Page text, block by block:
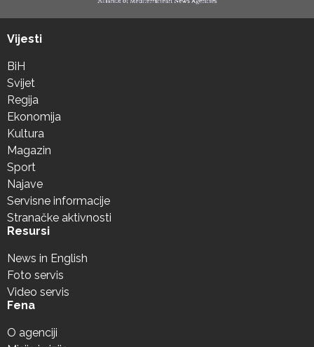
Vijesti
BiH
Svijet
Regija
Ekonomija
Kultura
Magazin
Sport
Najave
Servisne informacije
Stranačke aktivnosti
Resursi
News in English
Foto servis
Video servis
Fena
O agenciji